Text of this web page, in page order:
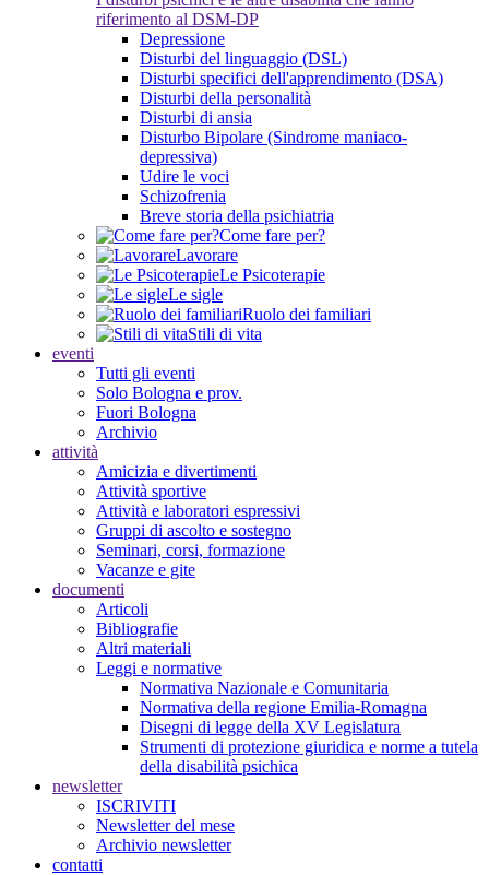
riferimento al DSM-DP
Depressione
Disturbi del linguaggio (DSL)
Disturbi specifici dell'apprendimento (DSA)
Disturbi della personalità
Disturbi di ansia
Disturbo Bipolare (Sindrome maniaco-
depressiva)
Udire le voci
Schizofrenia
Breve storia della psichiatria
Come fare per?
Lavorare
Le Psicoterapie
Le sigle
Ruolo dei familiari
Stili di vita
eventi
Tutti gli eventi
Solo Bologna e prov.
Fuori Bologna
Archivio
attività
Amicizia e divertimenti
Attività sportive
Attività e laboratori espressivi
Gruppi di ascolto e sostegno
Seminari, corsi, formazione
Vacanze e gite
documenti
Articoli
Bibliografie
Altri materiali
Leggi e normative
Normativa Nazionale e Comunitaria
Normativa della regione Emilia-Romagna
Disegni di legge della XV Legislatura
Strumenti di protezione giuridica e norme a tutela
della disabilità psichica
newsletter
ISCRIVITI
Newsletter del mese
Archivio newsletter
contatti